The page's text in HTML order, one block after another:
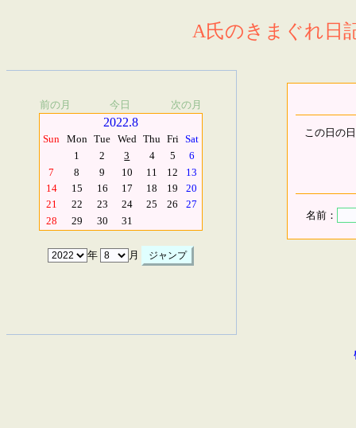
A氏のきまぐれ日
前の月 今日 次の月
2022.8
Sun Mon Tue Wed Thu Fri Sat
1
2 3 4 5
6
7
8 9 10 11 12
13
14
15 16 17 18 19
20
21
22 23 24 25 26
27
28
29 30 31
年 月
この日の
名前：